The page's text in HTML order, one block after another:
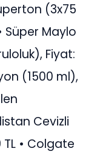
(3x75
Süper Maylo
Fiyat:
(1500 ml),
Cevizli
TL • Colgate